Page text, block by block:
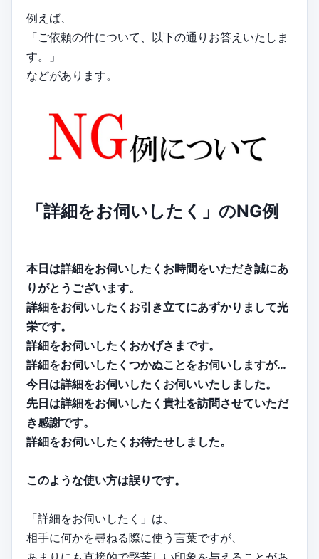
例えば、
「ご依頼の件について、以下の通りお答えいたしま
す。」
などがあります。
「詳細をお伺いしたく」のNG例
本日は詳細をお伺いしたくお時間をいただき誠にあ
りがとうございます。
詳細をお伺いしたくお引き立てにあずかりまして光
栄です。
詳細をお伺いしたくおかげさまです。
詳細をお伺いしたくつかぬことをお伺いしますが…
今日は詳細をお伺いしたくお伺いいたしました。
先日は詳細をお伺いしたく貴社を訪問させていただ
き感謝です。
詳細をお伺いしたくお待たせしました。
このような使い方は誤りです。
「詳細をお伺いしたく」は、
相手に何かを尋ねる際に使う言葉ですが、